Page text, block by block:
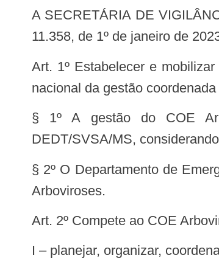
A SECRETÁRIA DE VIGILÂNCIA EM SAÚDE E AMBIENTE, no uso das atribuições que lhe conferem o art. 38 do Decreto nº
11.358, de 1º de janeiro de
Art. 1º Estabelecer e mobilizar o Centro de Operações de Emergências de Arboviroses – COE Arboviroses como mecanismo
nacional da gestão
§ 1º A gestão do COE
DEDT/SVSA/MS,
§ 2º O Departamento de
Arboviroses.
Art. 2º Compete ao COE
I – planejar, organizar,